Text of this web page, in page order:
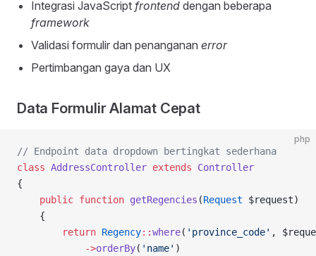
Integrasi JavaScript frontend dengan beberapa
framework
Validasi formulir dan penanganan error
Pertimbangan gaya dan UX
Data Formulir Alamat Cepat
php
// Endpoint data dropdown bertingkat sederhana
class AddressController extends Controller
{
    public
function getRegencies (Request $request)
    {
        return
Regency::where( 'province_code' ,
            ->
orderBy( 'name' )